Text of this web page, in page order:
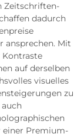
Zeitschriften-
dadurch
ansprechen. Mit
Kontraste
auf derselben
visuelles
zu
einer Premium-